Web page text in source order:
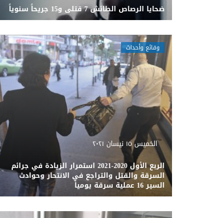
ضحايا الرصاص الطائش 7 قتلى و15 جريحاً سنوياً
وقائع وأحداث
الخميس ١٥ نيسان ٢٠٢١
الربع الأول 2020-2021 استمرار الزيادة في جرائم
السرقة والقتل والتراجع في الانتحار وحوادث
السير 16 عملية سرقة يومياً